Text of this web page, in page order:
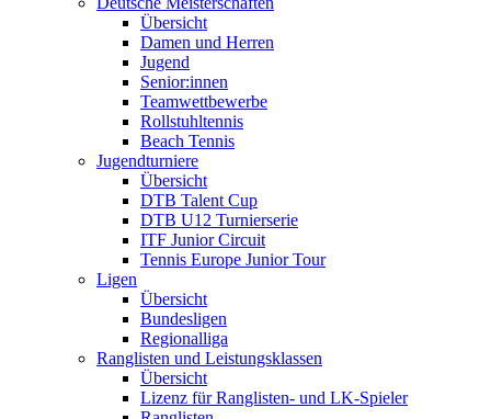
Übersicht
Damen und Herren
Jugend
Senior:innen
Teamwettbewerbe
Rollstuhltennis
Beach Tennis
Jugendturniere
Übersicht
DTB Talent Cup
DTB U12 Turnierserie
ITF Junior Circuit
Tennis Europe Junior Tour
Ligen
Übersicht
Bundesligen
Regionalliga
Ranglisten und Leistungsklassen
Übersicht
Lizenz für Ranglisten- und LK-Spieler